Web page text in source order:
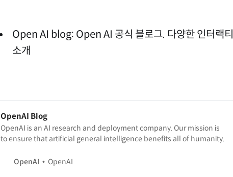
Open AI blog: Open AI 공식 블로그. 다양한 인터랙
소개
OpenAI Blog
OpenAI is an AI research and deployment company. Our mission is
to ensure that artificial general intelligence benefits all of humanity.
OpenAI OpenAI